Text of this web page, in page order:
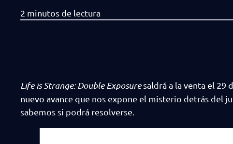
Life is Strange: Double Exposuresaldrá a la venta el 29
nuevo avance que nos expone el misterio detrás del
sabemos si podrá resolverse.